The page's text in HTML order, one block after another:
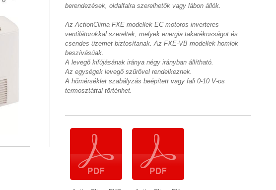
berendezések, oldalfalra szerelhetők vagy lábon állók.
Az ActionClima FXE modellek EC motoros inverteres
ventilátorokkal szereltek, melyek energia takarékosságot és
csendes üzemet biztosítanak. Az FXE-VB modellek homlok
beszívásúak.
A levegő kifújásának iránya négy irányban állítható.
Az egységek levegő szűrővel rendelkeznek.
A hőmérséklet szabályzás beépített vagy fali 0-10 V-os
termosztáttal történhet.